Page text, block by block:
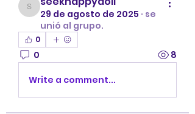
seekhappydoll
29 de agosto de 2025 · se
unió al grupo.
0
0 8
Write a comment...